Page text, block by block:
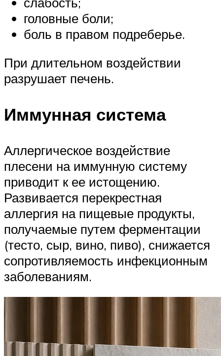
головные боли;
боль в правом подреберье.
При длительном воздействии
разрушает печень.
Иммунная система
Аллергическое воздействие
плесени на иммунную систему
приводит к ее истощению.
Развивается перекрестная
аллергия на пищевые продукты,
получаемые путем ферментации
(тесто, сыр, вино, пиво), снижается
сопротивляемость инфекционным
заболеваниям.